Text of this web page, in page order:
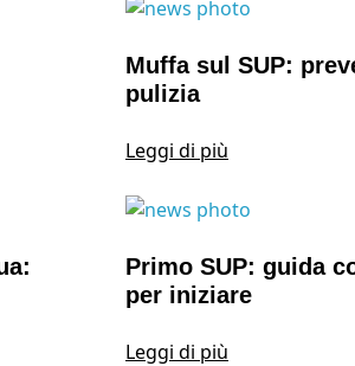
Muffa sul SUP:
pulizia
Leggi di più
Primo SUP: guida
per iniziare
Leggi di più